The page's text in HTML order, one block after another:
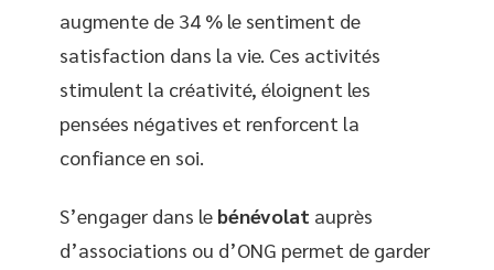
augmente de 34 % le sentiment de
satisfaction dans la vie. Ces activités
stimulent la créativité, éloignent les
pensées négatives et renforcent la
confiance en soi.
S’engager dans le bénévolat auprès
d’associations ou d’ONG permet de garder